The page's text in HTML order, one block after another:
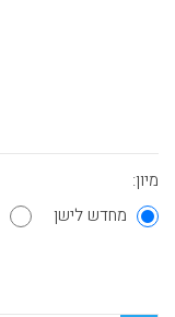
מיון:
מחדש לישן